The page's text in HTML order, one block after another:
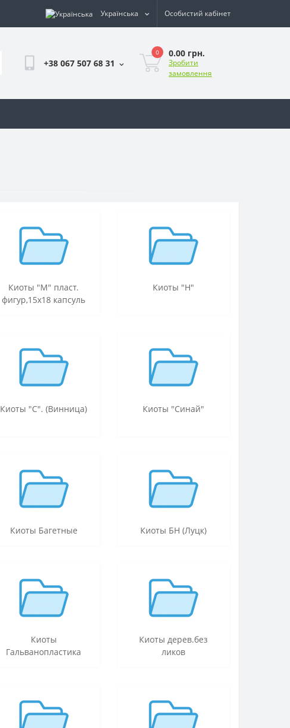
Українська Особистий кабінет
+38 067 507 68 31
0 0.00 грн.
Зробити
замовлення
Киоты "М" пласт.
фигур,15х18 капсуль
Киоты "Н"
Киоты "С". (Винница) Киоты "Синай"
Киоты Багетные Киоты БН (Луцк)
Киоты
Гальванопластика
Киоты дерев.без
ликов